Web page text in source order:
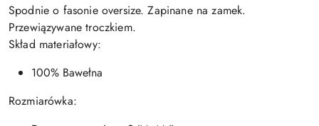
Spodnie o fasonie oversize. Zapinane na zamek.
Przewiązywane troczkiem.
Skład materiałowy:
100% Bawełna
Rozmiarówka: